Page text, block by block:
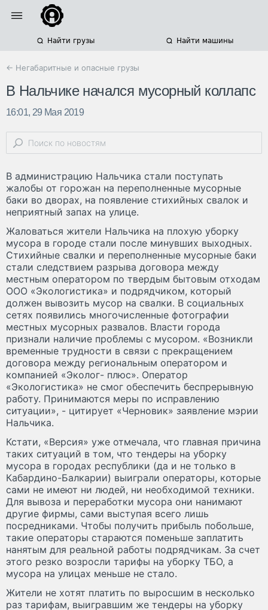
Найти грузы Найти машины
← Негабаритные и опасные грузы
В Нальчике начался мусорный коллапс
16:01, 29 Мая 2019
В администрацию Нальчика стали поступать
жалобы от горожан на переполненные мусорные
баки во дворах, на появление стихийных свалок и
неприятный запах на улице.
Жаловаться жители Нальчика на плохую уборку
мусора в городе стали после минувших выходных.
Стихийные свалки и переполненные мусорные баки
стали следствием разрыва договора между
местным оператором по твердым бытовым отходам
ООО «Экологистика» и подрядчиком, который
должен вывозить мусор на свалки. В социальных
сетях появились многочисленные фотографии
местных мусорных развалов. Власти города
признали наличие проблемы с мусором. «Возникли
временные трудности в связи с прекращением
договора между региональным оператором и
компанией «Эколог- плюс». Оператор
«Экологистика» не смог обеспечить беспрерывную
работу. Принимаются меры по исправлению
ситуации», - цитирует «Черновик» заявление мэрии
Нальчика.
Кстати, «Версия» уже отмечала, что главная причина
таких ситуаций в том, что тендеры на уборку
мусора в городах республики (да и не только в
Кабардино-Балкарии) выиграли операторы, которые
сами не имеют ни людей, ни необходимой техники.
Для вывоза и переработки мусора они нанимают
другие фирмы, сами выступая всего лишь
посредниками. Чтобы получить прибыль побольше,
такие операторы стараются поменьше заплатить
нанятым для реальной работы подрядчикам. За счет
этого резко возросли тарифы на уборку ТБО, а
мусора на улицах меньше не стало.
Жители не хотят платить по выросшим в несколько
раз тарифам, выигравшим же тендеры на уборку